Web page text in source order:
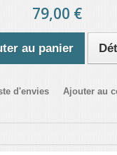
79,00 €
au panier
d'envies Ajouter au